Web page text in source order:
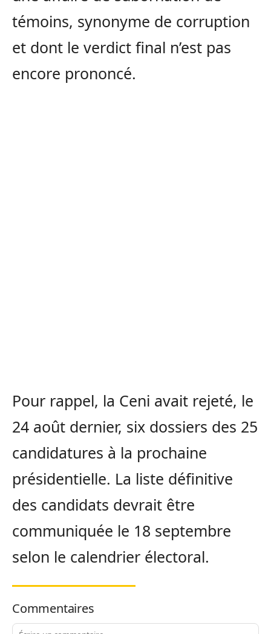
témoins, synonyme de corruption
et dont le verdict final n’est pas
encore prononcé.
Pour rappel, la Ceni avait rejeté, le
24 août dernier, six dossiers des 25
candidatures à la prochaine
présidentielle. La liste définitive
des candidats devrait être
communiquée le 18 septembre
selon le calendrier électoral.
Commentaires